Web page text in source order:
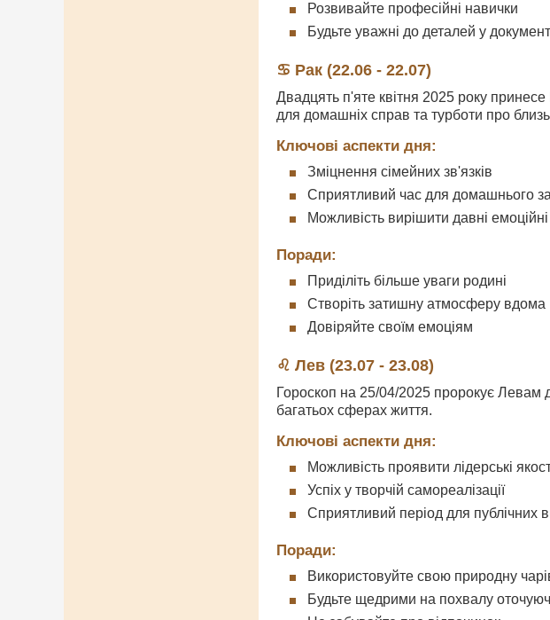
Розвивайте професійні навички
Будьте уважні до деталей у
♋ Рак (22.06 - 22.07)
Двадцять п'яте квітня 2025 року
для домашніх справ та турботи про
Ключові аспекти дня:
Зміцнення сімейних зв'язків
Сприятливий час для домашнього
Можливість вирішити давні
Поради:
Приділіть більше уваги родині
Створіть затишну атмосферу вдома
Довіряйте своїм емоціям
♌ Лев (23.07 - 23.08)
Гороскоп на 25/04/2025 пророкує Левам
багатьох сферах життя.
Ключові аспекти дня:
Можливість проявити лідерські
Успіх у творчій самореалізації
Сприятливий період для публічних
Поради:
Використовуйте свою природну
Будьте щедрими на похвалу